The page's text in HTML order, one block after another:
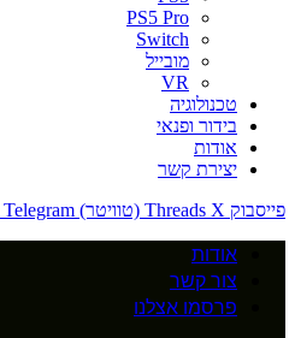
PS5 Pro
Switch
מובייל
VR
טכנולוגיה
בידור ופנאי
אודות
יצירת קשר
פייסבוק
Threads X (טוויטר) Telegram
אודות
צור קשר
פרסמו אצלנו